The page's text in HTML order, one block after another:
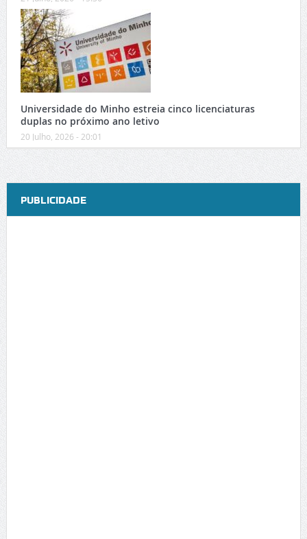
Universidade do Minho estreia cinco licenciaturas
duplas no próximo ano letivo
20 Julho, 2026 - 20:01
PUBLICIDADE